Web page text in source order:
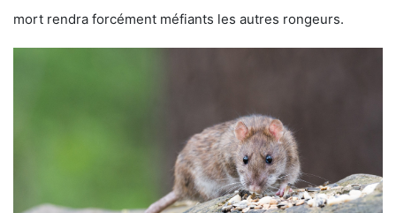
mort rendra forcément méfiants les autres rongeurs.